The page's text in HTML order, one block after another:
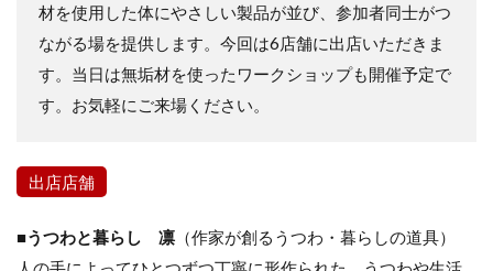
材を使用した体にやさしい製品が並び、参加者同士がつ
ながる場を提供します。今回は6店舗に出店いただきま
す。当日は無垢材を使ったワークショップも開催予定で
す。お気軽にご来場ください。
出店店舗
■うつわと暮らし 凛 （作家が創るうつわ・暮らしの道具）